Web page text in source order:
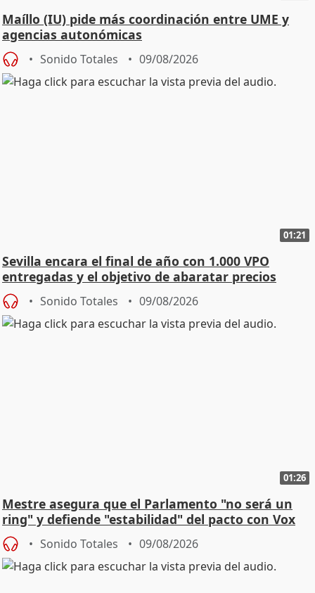
Maíllo (IU) pide más coordinación entre UME y
agencias autonómicas
Sonido Totales 09/08/2026
01:21
Sevilla encara el final de año con 1.000 VPO
entregadas y el objetivo de abaratar precios
Sonido Totales 09/08/2026
01:26
Mestre asegura que el Parlamento "no será un
ring" y defiende "estabilidad" del pacto con Vox
Sonido Totales 09/08/2026